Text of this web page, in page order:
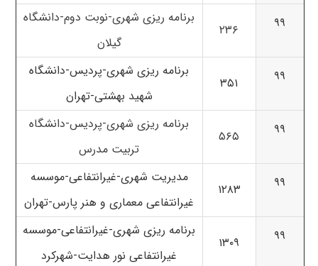
۹۹
۲۳۶
برنامه ریزی شهری-نوبت دوم-دانشگاه
گیلان
۹۹
۳۵۱
برنامه ریزی شهری-پردیس-دانشگاه
شهید بهشتی-تهران
۹۹
۵۶۵
برنامه ریزی شهری-پردیس-دانشگاه
تربیت مدرس
۹۹
۱۲۸۳
مدیریت شهری-غیرانتفاعی-موسسه
غیرانتفاعی معماری و هنر پارس-تهران
۹۹
۱۳۰۹
برنامه ریزی شهری-غیرانتفاعی-موسسه
غیرانتفاعی نور هدایت-شهرکرد